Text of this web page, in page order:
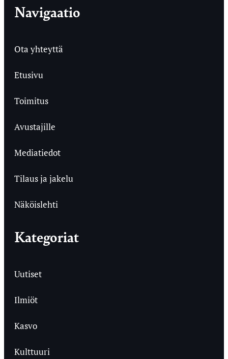
Navigaatio
Ota yhteyttä
Etusivu
Toimitus
Avustajille
Mediatiedot
Tilaus ja jakelu
Näköislehti
Kategoriat
Uutiset
Ilmiöt
Kasvo
Kulttuuri